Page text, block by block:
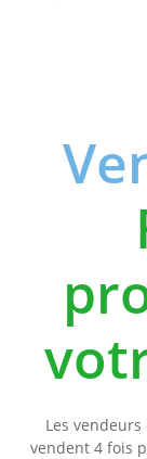
Les
vendent 4 fois